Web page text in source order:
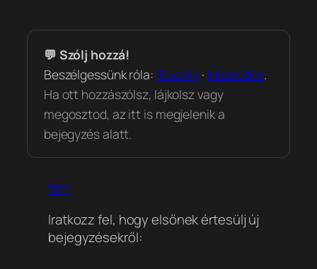
💬 Szólj hozzá!
Beszélgessünk róla: Bluesky · Mastodon.
Ha ott hozzászólsz, lájkolsz vagy
megosztod, az itt is megjelenik a
bejegyzés alatt.
film
Iratkozz fel, hogy elsőnek értesülj új
bejegyzésekről: